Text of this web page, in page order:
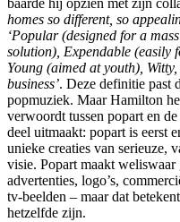
homes so different, so
‘Popular (designed for a
solution), Expendable (easily
Young (aimed at youth),
business’. Deze definitie past
popmuziek. Maar Hamilton
verwoordt tussen popart en de
deel uitmaakt: popart is eerst
unieke creaties van serieuze,
visie. Popart maakt weliswaar
advertenties, logo’s,
tv-beelden – maar dat
hetzelfde zijn.